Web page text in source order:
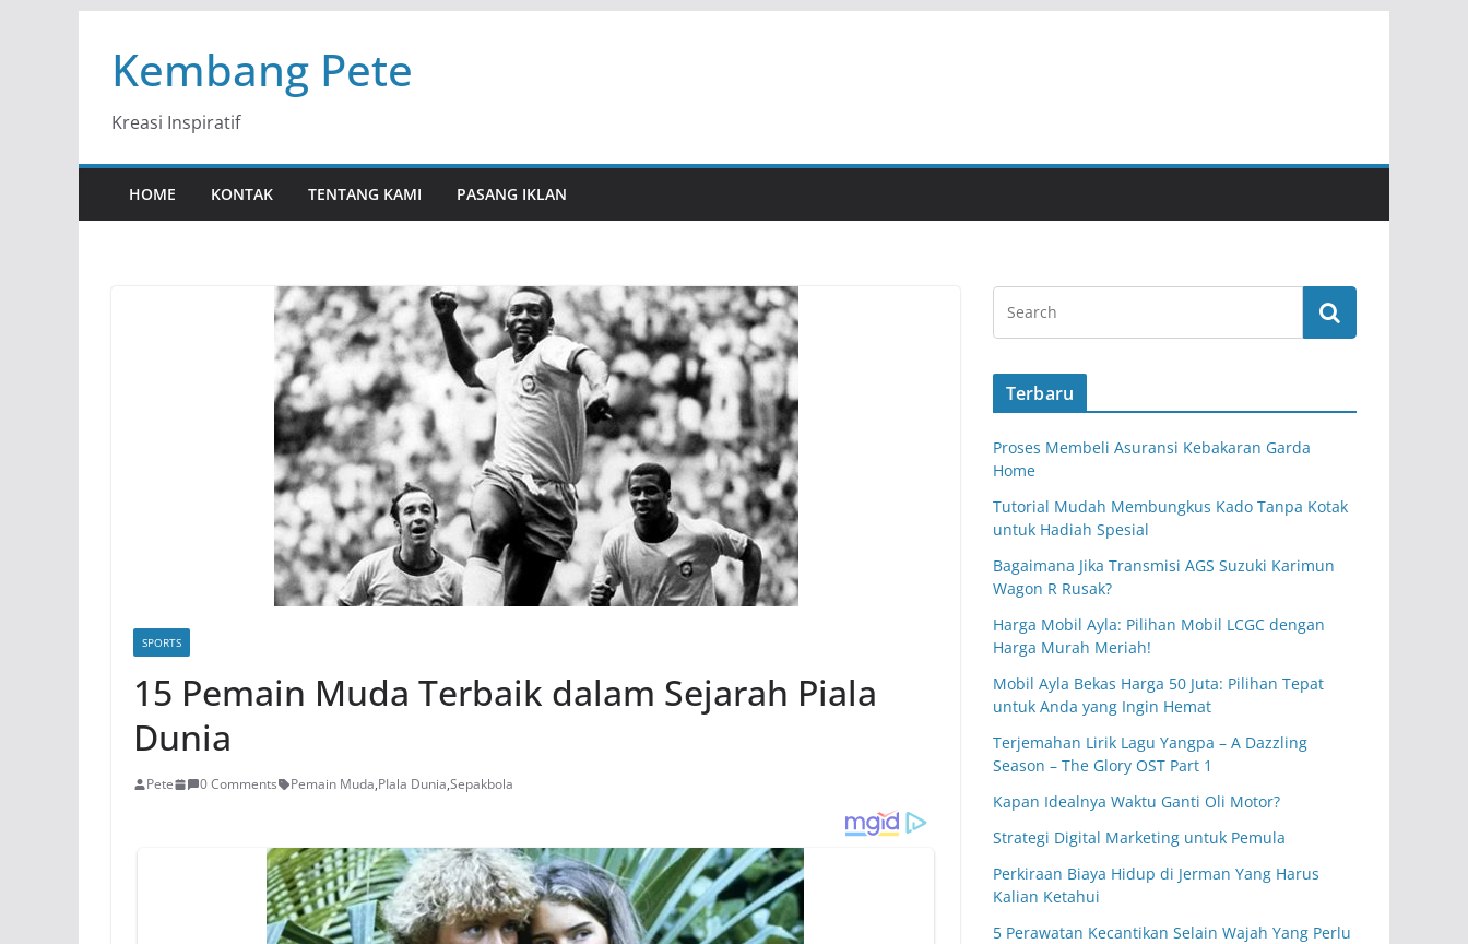
contentKembang Pete
Kreasi Inspiratif
HOME KONTAK TENTANG KAMI PASANG IKLAN
SPORTS
15 Pemain Muda Terbaik dalam Sejarah Piala
Dunia
Pete 0 Comments Pemain Muda,PIala Dunia,Sepakbola
Terbaru
Proses Membeli Asuransi Kebakaran Garda
Home
Tutorial Mudah Membungkus Kado Tanpa Kotak
untuk Hadiah Spesial
Bagaimana Jika Transmisi AGS Suzuki Karimun
Wagon R Rusak?
Harga Mobil Ayla: Pilihan Mobil LCGC dengan
Harga Murah Meriah!
Mobil Ayla Bekas Harga 50 Juta: Pilihan Tepat
untuk Anda yang Ingin Hemat
Terjemahan Lirik Lagu Yangpa – A Dazzling
Season – The Glory OST Part 1
Kapan Idealnya Waktu Ganti Oli Motor?
Strategi Digital Marketing untuk Pemula
Perkiraan Biaya Hidup di Jerman Yang Harus
Kalian Ketahui
5 Perawatan Kecantikan Selain Wajah Yang Perlu